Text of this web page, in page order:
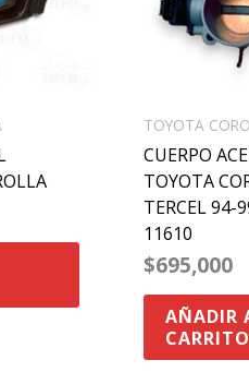
TOYOTA
CUERPO
TOYOTA
TERCEL 94-
11610
$695,000
AÑADIR
CARRITO